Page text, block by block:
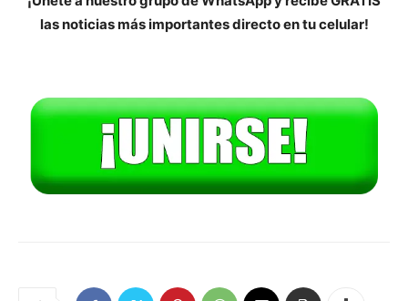
las noticias más importantes directo en tu celular!